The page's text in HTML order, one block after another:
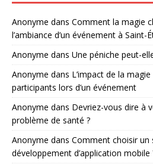
Anonyme dans Comment la magie
l’ambiance d’un événement à Saint-
Anonyme dans Une péniche peut-
Anonyme dans L’impact de la
participants lors d’un événement
Anonyme dans Devriez-vous dire à
problème de santé ?
Anonyme dans Comment choisir un
développement d’application mobile